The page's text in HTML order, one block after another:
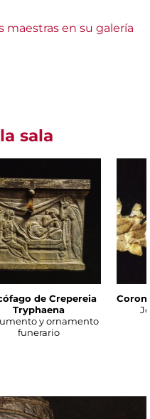
maestras en su galería
sala
de Crepereia
Tryphaena
y ornamento
funerario